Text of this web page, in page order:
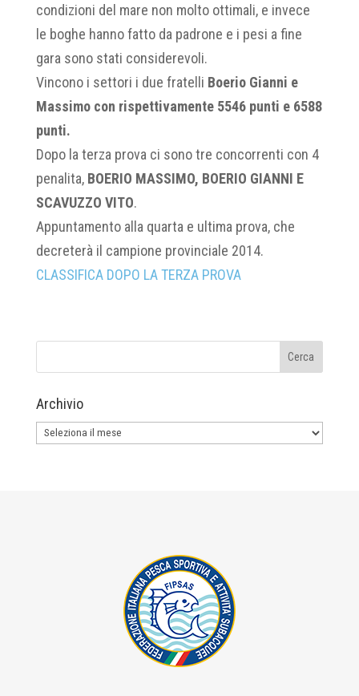
condizioni del mare non molto ottimali, e invece
le boghe hanno fatto da padrone e i pesi a fine
gara sono stati considerevoli.
Vincono i settori i due fratelli Boerio Gianni e
Massimo con rispettivamente 5546 punti e 6588
punti.
Dopo la terza prova ci sono tre concorrenti con 4
penalita, BOERIO MASSIMO, BOERIO GIANNI E
SCAVUZZO VITO.
Appuntamento alla quarta e ultima prova, che
decreterà il campione provinciale 2014.
CLASSIFICA DOPO LA TERZA PROVA
Archivio
Archivio